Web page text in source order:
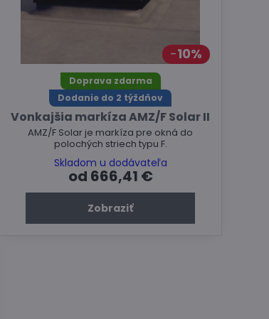
10%
Doprava zdarma
Dodanie do 2 týždňov
Vonkajšia markíza AMZ/F Solar II
AMZ/F Solar je markíza pre okná do
polochých striech typu F.
Skladom u dodávateľa
od 666,41 €
Zobraziť